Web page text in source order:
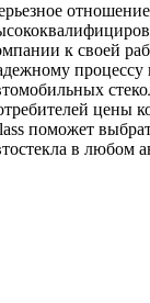
отношение
к своей
процессу
цены
поможет
в любом